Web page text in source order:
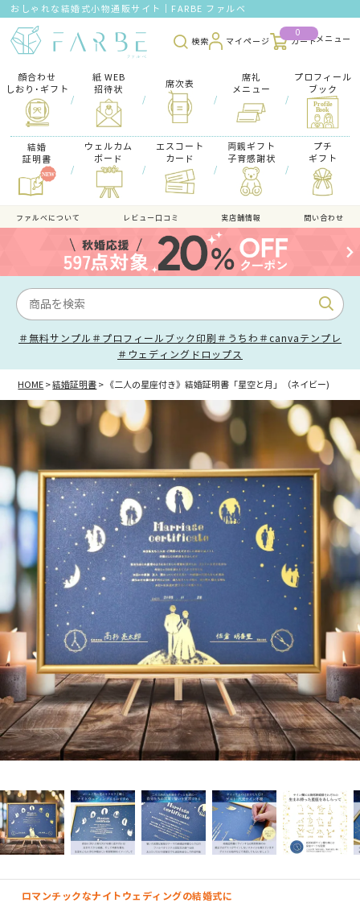
おしゃれな結婚式小物通販サイト｜FARBE ファルベ
検索 マイページ
0
カート
顔合わせ
しおり･ギフト
/
紙 WEB
招待状
/
席次表
/
席礼
メニュー
/
プロフィール
ブック
結婚
証明書
/
ウェルカム
ボード
/
エスコート
カード
/
両親ギフト
子育感謝状
/
プチ
ギフト
ファルべについて レビュー口コミ 実店舗情報 問い合わせ
＃無料サンプル ＃プロフィールブック印刷 ＃うちわ ＃canvaテンプレ
＃ウェディングドロップス
HOME 結婚証明書 《二人の星座付き》結婚証明書「星空と月」（ネイビー)
ロマンチックなナイトウェディングの結婚式に